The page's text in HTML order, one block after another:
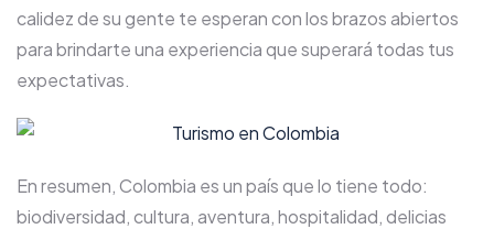
calidez de su gente te esperan con los brazos abiertos
para brindarte una experiencia que superará todas tus
expectativas.
En resumen, Colombia es un país que lo tiene todo:
biodiversidad, cultura, aventura, hospitalidad, delicias